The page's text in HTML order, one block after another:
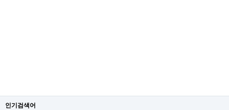
인기검색어